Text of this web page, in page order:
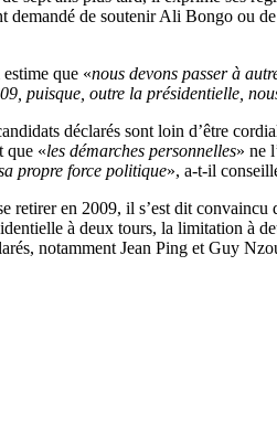
demandé de soutenir Ali Bongo ou
que «nous devons passer à
puisque, outre la présidentielle,
déclarés sont loin d’être
que «les démarches personnelles» ne
propre force politique», a-t-il
retirer en 2009, il s’est dit
à deux tours, la limitation à
notamment Jean Ping et Guy